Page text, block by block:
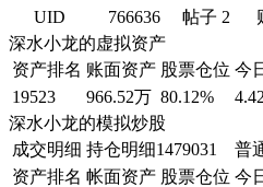
UID
766636 帖子 2
深水小龙的虚拟资产
资产排名 账面资产 股票仓位 今
19523
966.52万 80.12%
深水小龙的模拟炒股
成交明细 持仓明细1479031 普
资产排名 帐面资产 股票仓位 今